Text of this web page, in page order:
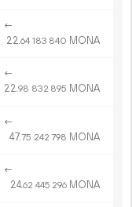
←
22.64 183 840 MONA
←
22.98 832 895 MONA
←
47.75 242 798 MONA
←
24.62 445 296 MONA